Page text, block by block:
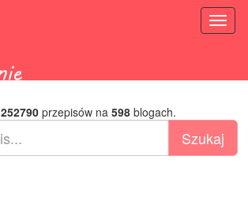
252790przepisów na 598blogach.